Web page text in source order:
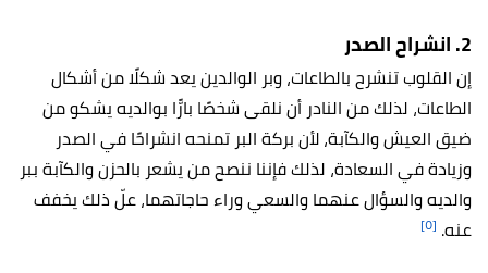
2. انشراح الصدر
إن القلوب تنشرح بالطاعات، وبر الوالدين يعد شكلًا من أشكال
الطاعات، لذلك من النادر أن نلقى شخصًا بارًّا بوالديه يشكو من
ضيق العيش والكآبة، لأن بركة البر تمنحه انشراحًا في الصدر
وزيادة في السعادة، لذلك فإننا ننصح من يشعر بالحزن والكآبة ببر
والديه والسؤال عنهما والسعي وراء حاجاتهما، علّ ذلك يخفف
عنه. [٥]